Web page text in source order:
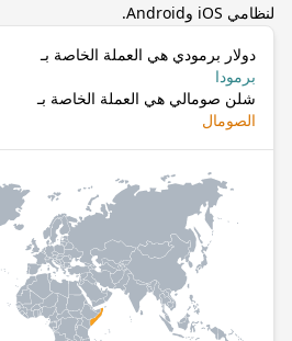
لنظامي iOS وAndroid.
دولار برمودي هي العملة الخاصة بـ
برمودا
شلن صومالي هي العملة الخاصة بـ
الصومال